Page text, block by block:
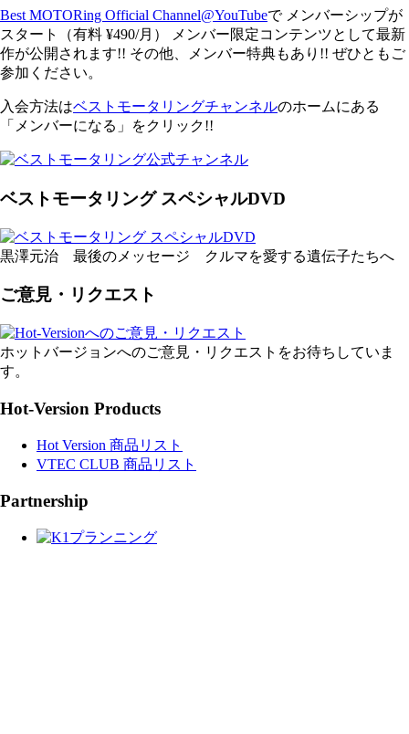
Best MOTORing Official Channel@YouTubeで メンバーシップが
スタート（有料 ¥490/月） メンバー限定コンテンツとして最新
作が公開されます!! その他、メンバー特典もあり!! ぜひともご
参加ください。
入会方法はベストモータリングチャンネルのホームにある
「メンバーになる」をクリック!!
ベストモータリング スペシャルDVD
黒澤元治 最後のメッセージ クルマを愛する遺伝子たちへ
ご意見・リクエスト
ホットバージョンへのご意見・リクエストをお待ちしていま
す。
Hot-Version Products
Hot Version 商品リスト
VTEC CLUB 商品リスト
Partnership